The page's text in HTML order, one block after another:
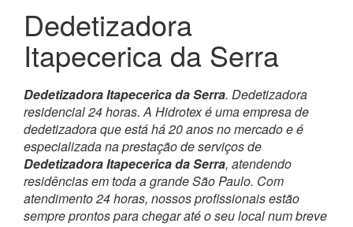
Dedetizadora
Itapecerica da Serra
Dedetizadora Itapecerica da Serra. Dedetizadora
residencial 24 horas. A Hidrotex é uma empresa de
dedetizadora que está há 20 anos no mercado e é
especializada na prestação de serviços de
Dedetizadora Itapecerica da Serra, atendendo
residências em toda a grande São Paulo. Com
atendimento 24 horas, nossos profissionais estão
sempre prontos para chegar até o seu local num breve